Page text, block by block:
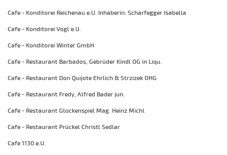
Cafe - Konditorei Reichenau e.U. Inhaberin: Scharfegger Isabella
Cafe - Konditorei Vogl e.U.
Cafe - Konditorei Winter GmbH
Cafe - Restaurant Barbados, Gebrüder Kindl OG in Liqu.
Cafe - Restaurant Don Quijote Ehrlich & Strzizek OHG
Cafe - Restaurant Fredy, Alfred Bader jun.
Cafe - Restaurant Glockenspiel Mag. Heinz Michl
Cafe - Restaurant Prückel Christl Sedlar
Cafe 1130 e.U.